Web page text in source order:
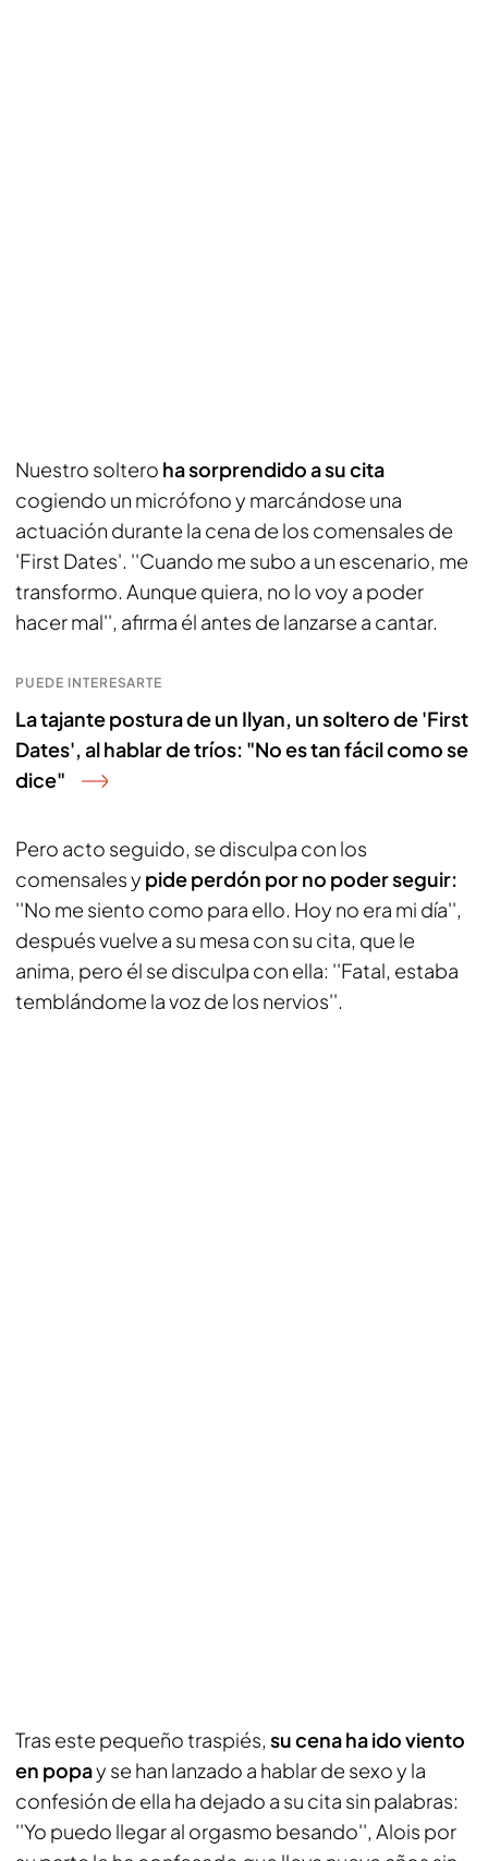
Nuestro soltero ha sorprendido a su cita
cogiendo un micrófono y marcándose una
actuación durante la cena de los comensales de
'First Dates'. ''Cuando me subo a un escenario, me
transformo. Aunque quiera, no lo voy a poder
hacer mal'', afirma él antes de lanzarse a cantar.
PUEDE INTERESARTE
La tajante postura de un Ilyan, un soltero de 'First
Dates', al hablar de tríos: "No es tan fácil como se
dice"
Pero acto seguido, se disculpa con los
comensales y pide perdón por no poder seguir:
''No me siento como para ello. Hoy no era mi día'',
después vuelve a su mesa con su cita, que le
anima, pero él se disculpa con ella: ''Fatal, estaba
temblándome la voz de los nervios''.
Tras este pequeño traspiés, su cena ha ido viento
en popay se han lanzado a hablar de sexo y la
confesión de ella ha dejado a su cita sin palabras:
''Yo puedo llegar al orgasmo besando'', Alois por